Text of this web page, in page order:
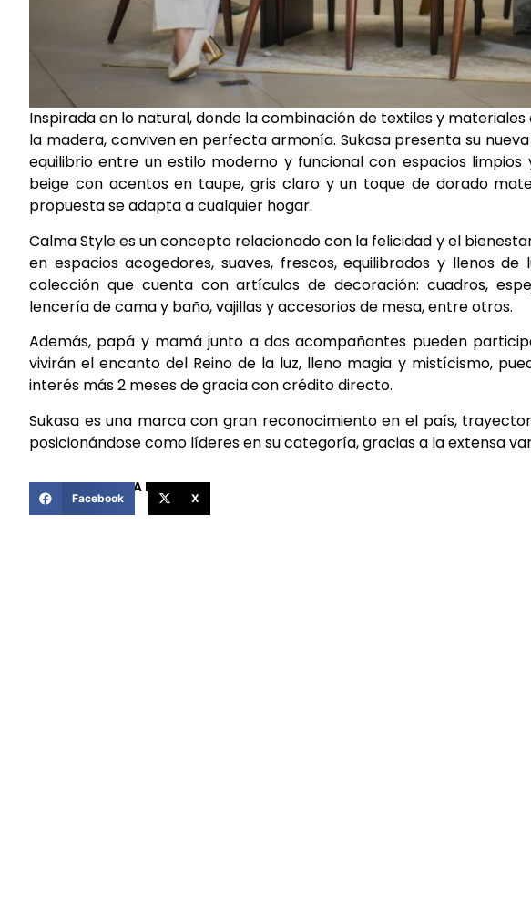
Inspirada en lo natural, donde la combinación de textiles y
la madera, conviven en perfecta armonía. Sukasa presenta su
equilibrio entre un estilo moderno y funcional con espacios
beige con acentos en taupe, gris claro y un toque de dorado
propuesta se adapta a cualquier hogar.
Calma Style es un concepto relacionado con la felicidad y el
en espacios acogedores, suaves, frescos, equilibrados y llenos
colección que cuenta con artículos de decoración: cuadros,
lencería de cama y baño, vajillas y accesorios de mesa, entre otros.
Además, papá y mamá junto a dos acompañantes pueden
vivirán el encanto del Reino de la luz, lleno magia y mistícismo,
interés más 2 meses de gracia con crédito directo.
Sukasa es una marca con gran reconocimiento en el país,
posicionándose como líderes en su categoría, gracias a la extensa
COMPARTIR ESTA NOTICIA
Facebook X